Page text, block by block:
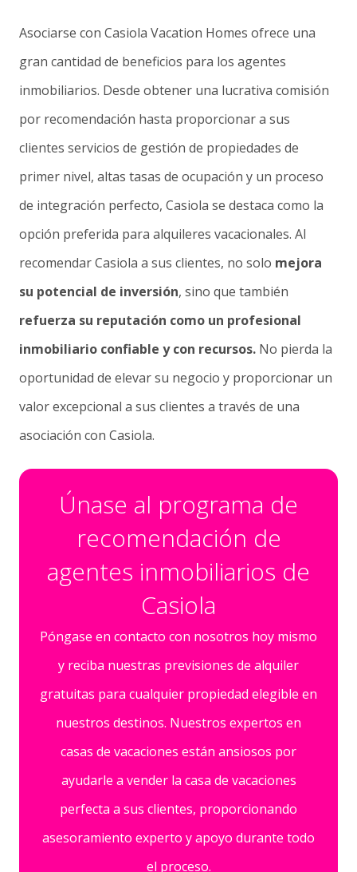
Asociarse con Casiola Vacation Homes ofrece una
gran cantidad de beneficios para los agentes
inmobiliarios. Desde obtener una lucrativa comisión
por recomendación hasta proporcionar a sus
clientes servicios de gestión de propiedades de
primer nivel, altas tasas de ocupación y un proceso
de integración perfecto, Casiola se destaca como la
opción preferida para alquileres vacacionales. Al
recomendar Casiola a sus clientes, no solo mejora
su potencial de inversión, sino que también
refuerza su reputación como un profesional
inmobiliario confiable y con recursos. No pierda la
oportunidad de elevar su negocio y proporcionar un
valor excepcional a sus clientes a través de una
asociación con Casiola.
Únase al programa de
recomendación de
agentes inmobiliarios de
Casiola
Póngase en contacto con nosotros hoy mismo
y reciba nuestras previsiones de alquiler
gratuitas para cualquier propiedad elegible en
nuestros destinos. Nuestros expertos en
casas de vacaciones están ansiosos por
ayudarle a vender la casa de vacaciones
perfecta a sus clientes, proporcionando
asesoramiento experto y apoyo durante todo
el proceso.